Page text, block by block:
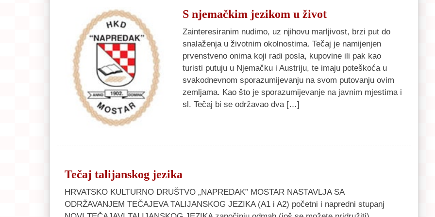
S njemačkim jezikom u život
Zainteresiranim nudimo, uz njihovu marljivost, brzi put do
snalaženja u životnim okolnostima. Tečaj je namijenjen
prvenstveno onima koji radi posla, kupovine ili pak kao
turisti putuju u Njemačku i Austriju, te imaju poteškoća u
svakodnevnom sporazumijevanju na svom putovanju ovim
zemljama. Kao što je sporazumijevanje na javnim mjestima i
sl. Tečaj bi se održavao dva […]
Tečaj talijanskog jezika
HRVATSKO KULTURNO DRUŠTVO „NAPREDAK” MOSTAR NASTAVLJA SA
ODRŽAVANJEM TEČAJEVA TALIJANSKOG JEZIKA (A1 i A2) početni i napredni stupanj